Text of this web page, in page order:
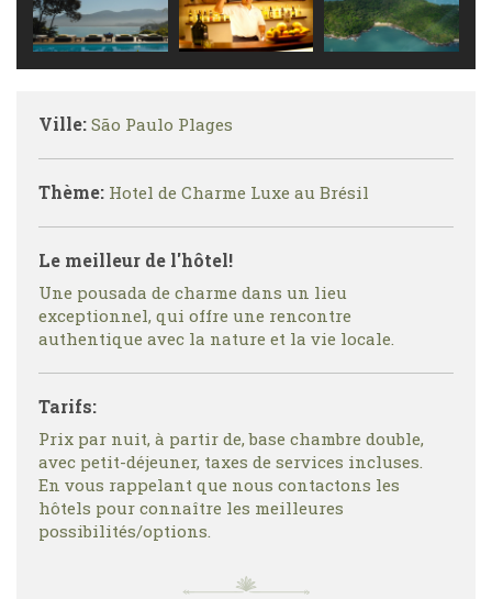
Ville: São Paulo Plages
Thème: Hotel de Charme Luxe au Brésil
Le meilleur de l'hôtel!
Une pousada de charme dans un lieu
exceptionnel, qui offre une rencontre
authentique avec la nature et la vie locale.
Tarifs:
Prix par nuit, à partir de, base chambre double,
avec petit-déjeuner, taxes de services incluses.
En vous rappelant que nous contactons les
hôtels pour connaître les meilleures
possibilités/options.